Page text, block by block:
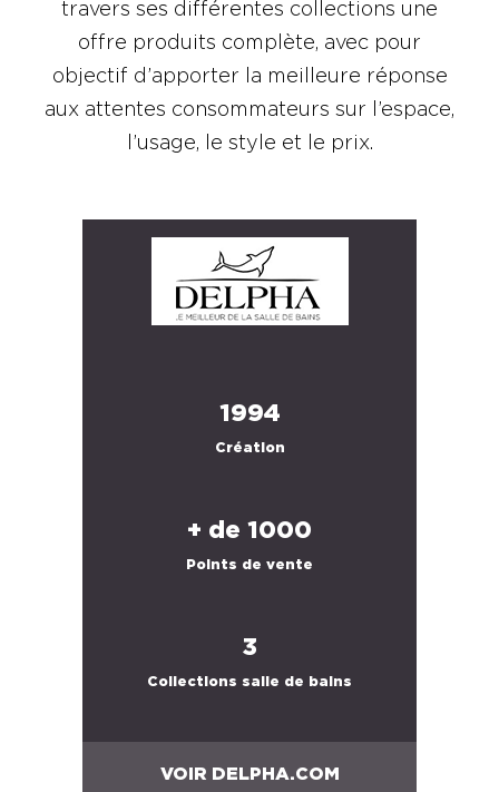
travers ses différentes collections une
offre produits complète, avec pour
objectif d’apporter la meilleure réponse
aux attentes consommateurs sur l’espace,
l’usage, le style et le prix.
1994
Création
+ de 1000
Points de vente
3
Collections salle de bains
VOIR DELPHA.COM